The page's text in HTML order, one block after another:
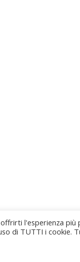
l'esperienza
di TUTTI i cookie.